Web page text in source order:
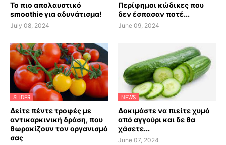
Το πιο απολαυστικό
smoothie για αδυνάτισμα!
July 08, 2024
Περίφημοι κώδικες που
δεν έσπασαν ποτέ...
June 09, 2024
SLIDER
Δείτε πέντε τροφές με
αντικαρκινική δράση, που
θωρακίζουν τον οργανισμό
σας
NEWS
Δοκιμάστε να πιείτε χυμό
από αγγούρι και δε θα
χάσετε...
June 07, 2024